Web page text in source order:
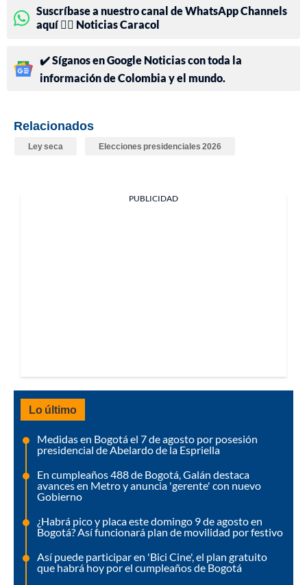
Suscríbase a nuestro canal de WhatsApp Channels
aquí 👉🏻 Noticias Caracol
✔️ Síganos en Google Noticias con toda la
información de Colombia y el mundo.
Relacionados
Ley seca Elecciones presidenciales 2026
PUBLICIDAD
Lo último
Medidas en Bogotá el 7 de agosto por posesión
presidencial de Abelardo de la Espriella
En cumpleaños 488 de Bogotá, Galán destaca
avances en Metro y anuncia 'gerente' con nuevo
Gobierno
¿Habrá pico y placa este domingo 9 de agosto en
Bogotá? Así funcionará plan de movilidad por festivo
Así puede participar en 'Bici Cine', el plan gratuito
que habrá hoy por el cumpleaños de Bogotá